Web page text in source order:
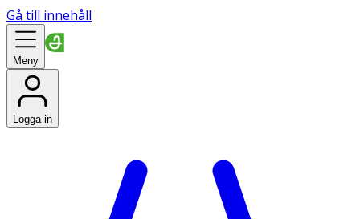
Gå till innehåll
Meny
Logga in